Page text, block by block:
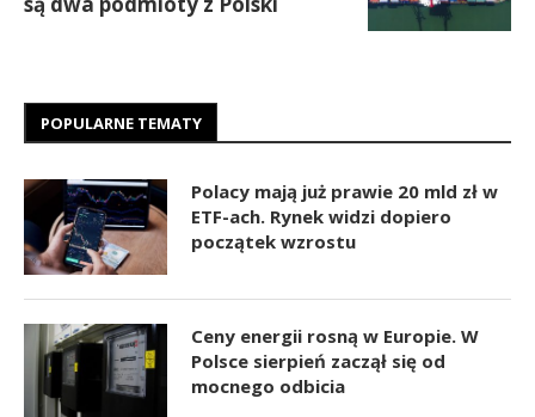
POPULARNE TEMATY
Polacy mają już prawie 20 mld zł w
ETF-ach. Rynek widzi dopiero
początek wzrostu
Ceny energii rosną w Europie. W
Polsce sierpień zaczął się od
mocnego odbicia